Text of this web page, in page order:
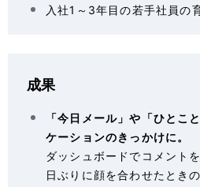
入社1～3年目の若手社員の
成果
「今日メール」や「ひとこ
ケーションのきっかけに。
ダッシュボードでコメント
日ぶりに顔を合わせたとき